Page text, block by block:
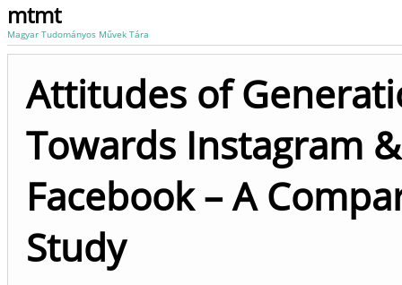
mtmt
Magyar Tudományos Művek Tára
Attitudes of
Towards Instagram &
Facebook – A
Study